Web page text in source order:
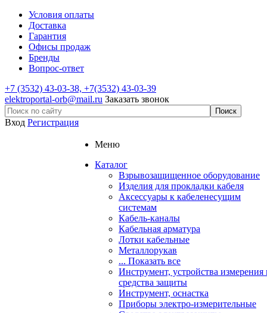
Условия оплаты
Доставка
Гарантия
Офисы продаж
Бренды
Вопрос-ответ
+7 (3532) 43-03-38, +7(3532) 43-03-39
elektroportal-orb@mail.ru Заказать звонок
Вход Регистрация
Меню
Каталог
Взрывозащищенное оборудование
Изделия для прокладки кабеля
Аксессуары к кабеленесущим
системам
Кабель-каналы
Кабельная арматура
Лотки кабельные
Металлорукав
... Показать все
Инструмент, устройства измерения
средства защиты
Инструмент, оснастка
Приборы электро-измерительные